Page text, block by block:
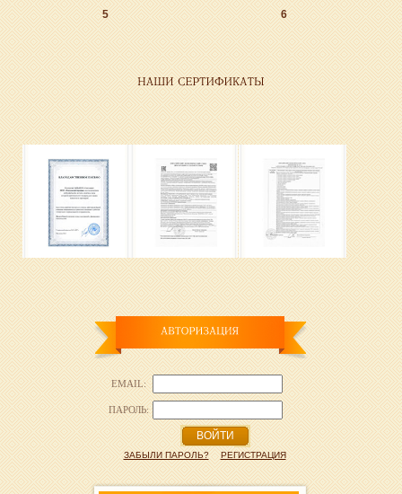
5 6
EMAIL:
ПАРОЛЬ:
ВОЙТИ
ЗАБЫЛИ ПАРОЛЬ? РЕГИСТРАЦИЯ